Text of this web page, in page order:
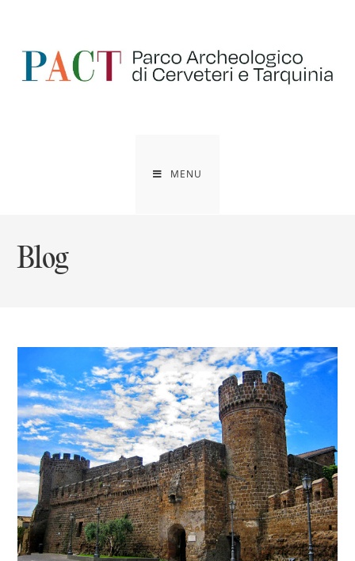
contenuto
MENU
Blog